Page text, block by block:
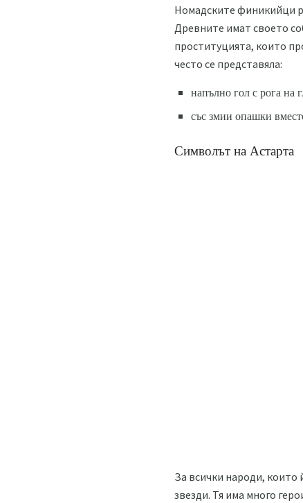
Номадските финикийци
Древните имат своето
проституцията, които
често се представяла:
напълно гол с рога на
със змии опашки
Символът на Астарта
За всички народи, които
звезди. Тя има много